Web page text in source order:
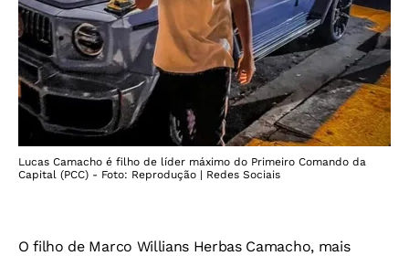
Lucas Camacho é filho de líder máximo do Primeiro Comando da
Capital (PCC) - Foto: Reprodução | Redes Sociais
O filho de Marco Willians Herbas Camacho, mais